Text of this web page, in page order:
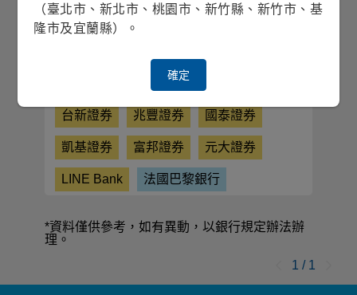
玉山銀行 凱基銀行 安泰銀行
永豐金證
台新證券 兆豐證券 國泰證券
凱基證券 富邦證券 元大證券
LINE Bank 法國巴黎銀行
*資料僅供參考，如有異動，以銀行規定辦法辦
理。
1 / 1
（臺北市、新北市、桃園市、新竹縣、新竹市、基
隆市及宜蘭縣）。
確定